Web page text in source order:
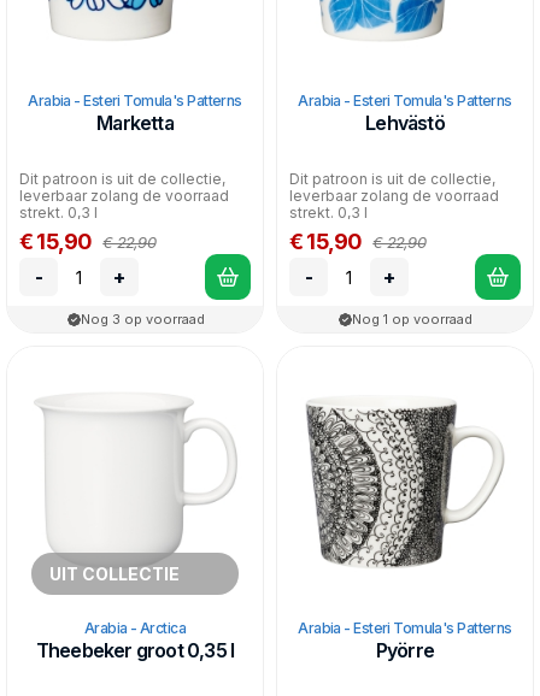
Arabia - Esteri Tomula's Patterns
Marketta
Dit patroon is uit de collectie,
leverbaar zolang de voorraad
strekt. 0,3 l
€ 15,90 € 22,90
- +
Nog 3 op voorraad
Arabia - Esteri Tomula's Patterns
Lehvästö
Dit patroon is uit de collectie,
leverbaar zolang de voorraad
strekt. 0,3 l
€ 15,90 € 22,90
- +
Nog 1 op voorraad
UIT COLLECTIE
Arabia - Arctica
Theebeker groot 0,35 l
Arabia - Esteri Tomula's Patterns
Pyörre